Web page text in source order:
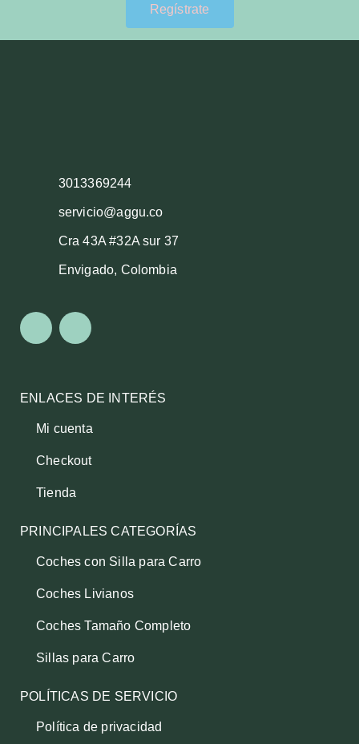
Regístrate
3013369244
servicio@aggu.co
Cra 43A #32A sur 37
Envigado, Colombia
ENLACES DE INTERÉS
Mi cuenta
Checkout
Tienda
PRINCIPALES CATEGORÍAS
Coches con Silla para Carro
Coches Livianos
Coches Tamaño Completo
Sillas para Carro
POLÍTICAS DE SERVICIO
Política de privacidad